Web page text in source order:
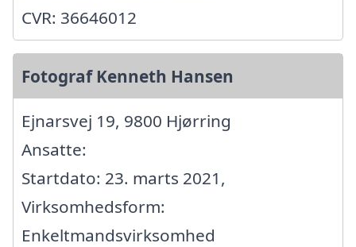
CVR: 36646012
Fotograf Kenneth Hansen
Ejnarsvej 19, 9800 Hjørring
Ansatte:
Startdato: 23. marts 2021,
Virksomhedsform:
Enkeltmandsvirksomhed